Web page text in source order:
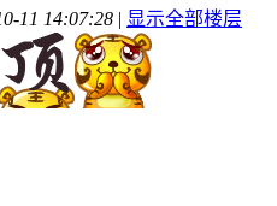
11 14:07:28 | 显示全部楼层